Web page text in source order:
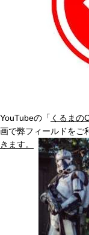
YouTubeの「 くるまの
画で弊フィールドをご
きます。